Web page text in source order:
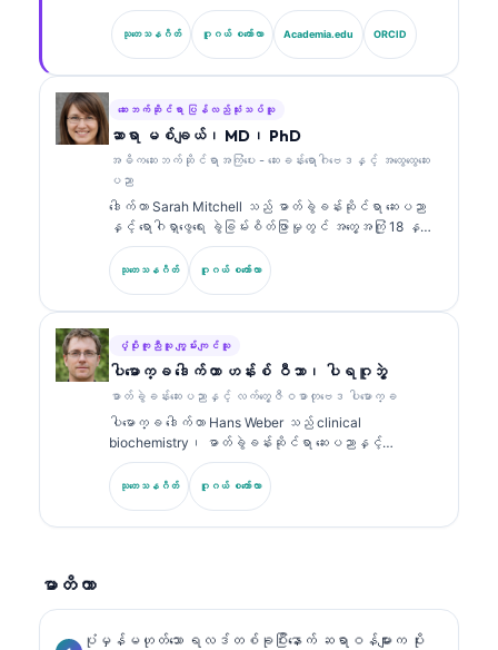
hematologist) နှင့် အတွင်းလူနာဆိုင်ရာ ဆရာဝန်
(internist) ဖြစ်ပြီး ဓာတ်ခွဲခန်းဆိုင်ရာ ဆေးပညာနှင့် AI
အကူအညီဖြင့် ကလင်နစ်ဆိုင်ရာ ခွဲခြမ်းစိတ်ဖြာမှုတွင်
အဖြစ် သူသည် ပိုင်ဆိုင်မှုဆိုင်ရာ အာရုံကြောကွန်ရက်
(proprietary neural network) ၏ ဆေးဘက်ဆိုင်ရာ တိကျမှုကို
စောင့်ကြည့်ကြီးကြပ်ပေးသည်။ ဒေါက်တာ ကလိန်းသည် ဇီဝ
အမှတ်အသား (biomarker) အဓိပ္ပာယ်ဖော်ခြင်းနှင့်
ဓာတ်ခွဲခန်းဆိုင်ရာ ရောဂါရှာဖွေခြင်း (laboratory
diagnostics) တို့နှင့်ပတ်သက်၍ ဓာတ်ခွဲခန်းဆိုင်ရာ ဆေး
ပညာဆိုင်ရာ ခေါင်းစဉ်များအပေါ်တွင် အကြိမ်ကြိမ် ထုတ်ဝေခဲ့
သည်။.
သုတေသနဂိတ် ဂူဂယ် စကော်လာ Academia.edu ORCID
ဆေးဘက်ဆိုင်ရာ ပြန်လည်သုံးသပ်သူ
ဆာရာ မစ်ချယ်၊ MD၊ PhD
အဓိကဆေးဘက်ဆိုင်ရာအကြံပေး - ဆေးခန်းရောဂါဗေဒနှင့် အထွေထွေဆေး
ပညာ
ဒေါက်တာ Sarah Mitchell သည် ဓာတ်ခွဲခန်းဆိုင်ရာ ဆေးပညာ
နှင့် ရောဂါရှာဖွေရေး ခွဲခြမ်းစိတ်ဖြာမှုတွင် အတွေ့အကြုံ 18 နှစ်
ကျော်ရှိသော ဘုတ်အဖွဲ့မှ အသိအမှတ်ပြု ကလင်နစ် ပက်သော်လော်
ဂျစ် (clinical pathologist) ဖြစ်သည်။ သူမသည် clinical
chemistry တွင် အထူးပြု အသိအမှတ်ပြုလက်မှတ်များကို ကိုင်
ထုတ်ဝေထားသည်။.
သုတေသနဂိတ် ဂူဂယ် စကော်လာ
ပံ့ပိုးကူညီသူ ကျွမ်းကျင်သူ
ပါမောက္ခ ဒေါက်တာ ဟန်းစ် ဝီဘာ၊ ပါရဂူဘွဲ့
ဓာတ်ခွဲခန်းဆေးပညာနှင့် လက်တွေ့ဇီဝဓာတုဗေဒ ပါမောက္ခ
ပါမောက္ခ ဒေါက်တာ Hans Weber သည် clinical
biochemistry၊ ဓာတ်ခွဲခန်းဆိုင်ရာ ဆေးပညာနှင့်
biomarker သုတေသနတွင် အတွေ့အကြုံ 30+ နှစ်ရှိသည်။
German Society for Clinical Chemistry ၏ ယခင်
ဥက္ကဋ္ဌဟောင်းဖြစ်ပြီး ရောဂါရှာဖွေရေး panel ခွဲခြမ်းစိတ်ဖြာ
သုတေသနဂိတ် ဂူဂယ် စကော်လာ
မာတိကာ
ပုံမှန်မဟုတ်သော ရလဒ်တစ်ခုပြီးနောက် ဆရာဝန်များက ပိုး